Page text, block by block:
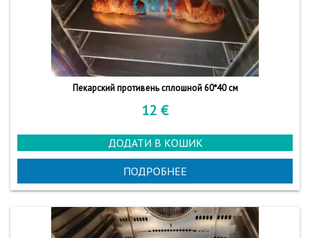
Пекарский противень сплошной 60*40 см
12 €
ДОДАТИ В КОШИК
ПОДРОБНЕЕ